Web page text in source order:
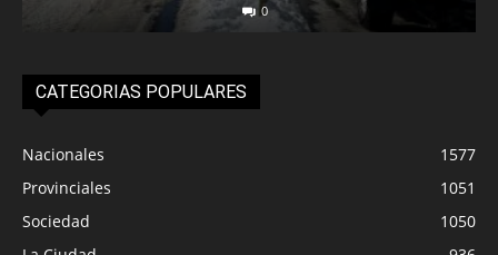
0
CATEGORIAS POPULARES
Nacionales
1577
Provinciales
1051
Sociedad
1050